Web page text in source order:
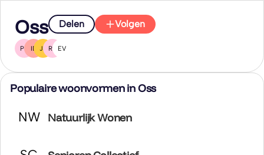
Oss Delen Volgen
PR ID JP RB EV
Populaire woonvormen in Oss
NW Natuurlijk Wonen